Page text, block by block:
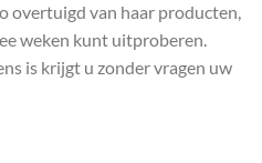
overtuigd van haar producten,
weken kunt uitproberen.
is krijgt u zonder vragen uw